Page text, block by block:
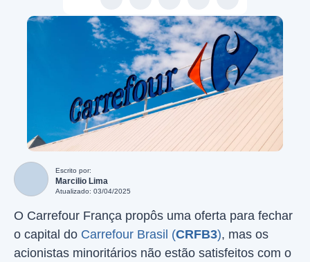
Escrito por:
Marcilio Lima
Atualizado: 03/04/2025
O Carrefour França propôs uma oferta para fechar
o capital do Carrefour Brasil (CRFB3), mas os
acionistas minoritários não estão satisfeitos com o